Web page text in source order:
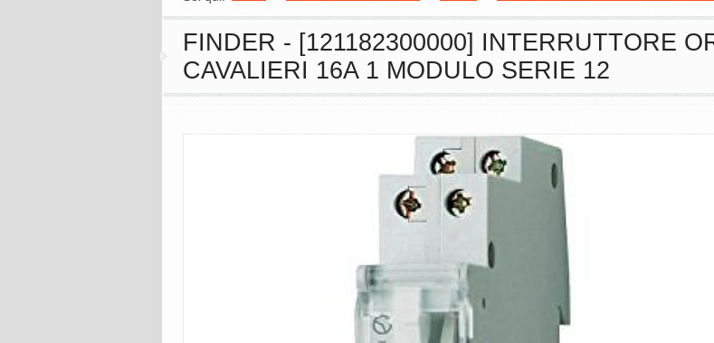
FINDER - [121182300000] INTERRUTTORE
CAVALIERI 16A 1 MODULO SERIE 12